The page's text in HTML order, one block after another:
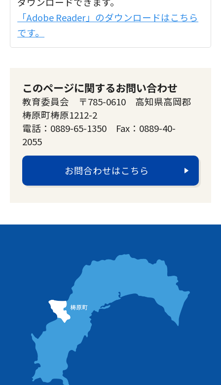
「Adobe Reader」のダウンロードはこちら
です。
このページに関するお問い合わせ
教育委員会 〒785-0610 高知県高岡郡
梼原町梼原1212-2
電話：0889-65-1350 Fax：0889-40-
2055
お問合わせはこちら